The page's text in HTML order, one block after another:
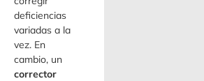
deficiencias
variadas a la
vez. En
cambio, un
corrector